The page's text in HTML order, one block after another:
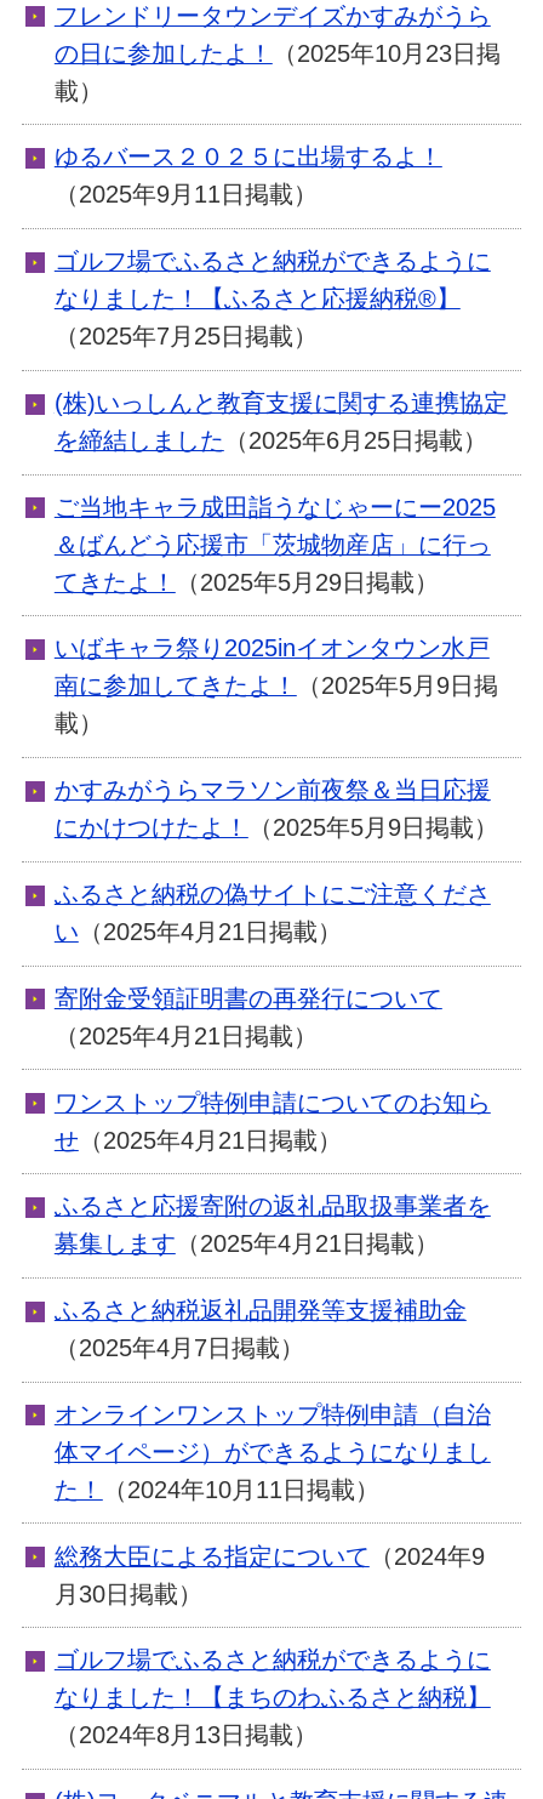
フレンドリータウンデイズかすみがうら
の日に参加したよ！
（2025年10月23日掲
載）
ゆるバース２０２５に出場するよ！
（2025年9月11日掲載）
ゴルフ場でふるさと納税ができるように
なりました！【ふるさと応援納税®】
（2025年7月25日掲載）
(株)いっしんと教育支援に関する連携協定
を締結しました （2025年6月25日掲載）
ご当地キャラ成田詣うなじゃーにー2025
＆ばんどう応援市「茨城物産店」に行っ
てきたよ！
（2025年5月29日掲載）
いばキャラ祭り2025inイオンタウン水戸
南に参加してきたよ！
（2025年5月9日掲
載）
かすみがうらマラソン前夜祭＆当日応援
にかけつけたよ！
（2025年5月9日掲載）
ふるさと納税の偽サイトにご注意くださ
い （2025年4月21日掲載）
寄附金受領証明書の再発行について
（2025年4月21日掲載）
ワンストップ特例申請についてのお知ら
せ（2025年4月21日掲載）
ふるさと応援寄附の返礼品取扱事業者を
募集します （2025年4月21日掲載）
ふるさと納税返礼品開発等支援補助金
（2025年4月7日掲載）
オンラインワンストップ特例申請（自治
体マイページ）ができるようになりまし
た！
（2024年10月11日掲載）
総務大臣による指定について （2024年9
月30日掲載）
ゴルフ場でふるさと納税ができるように
なりました！【まちのわふるさと納税】
（2024年8月13日掲載）